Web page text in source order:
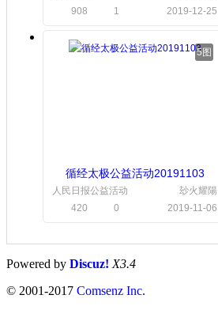
908
1 2019-12-25
循经太极公益活动20191103
人民日报公益活动
玅火耀陽
420
0 2019-11-06
5图
Powered by Discuz! X3.4
© 2001-2017 Comsenz Inc.